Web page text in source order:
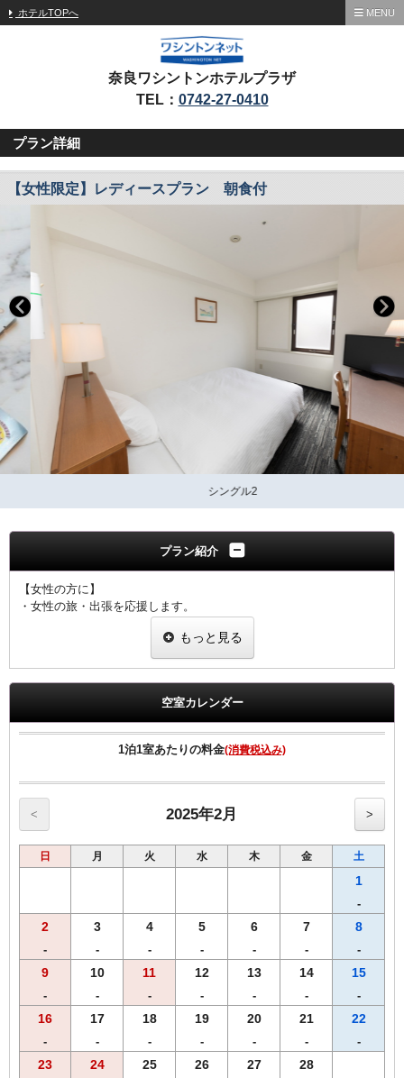
ホテルTOPへ MENU
奈良ワシントンホテルプラザ
TEL： 0742-27-0410
プラン詳細
【女性限定】レディースプラン 朝食付
シングル2
プラン紹介
【女性の方に】
・女性の旅・出張を応援します。
当プランで御予約のお客様には選べるグッズをプレゼント。
※グッズ内容は予告なく変更する場合がございますのでご了承下さい
ませ。
※男性のお客様には御予約いただけませんので、他のプランにて御予
朝食付きのプランです。
和食・洋食のセットメニューよりお選び頂けます。
●高速インターネット回線(LAN接続/無料）
●全室、洗浄機付トイレ完備
●全室、加湿機能付空気清浄機設置
●枕元にUSBコンセント設置
もっと見る
空室カレンダー
1泊1室あたりの料金(消費税込み)
< 2025年2月 >
日 月 火 水 木 金 土
1
-
2
-
3
-
4
-
5
-
6
-
7
-
8
-
9
-
10
-
11
-
12
-
13
-
14
-
15
-
16
-
17
-
18
-
19
-
20
-
21
-
22
-
23 24 25 26 27 28